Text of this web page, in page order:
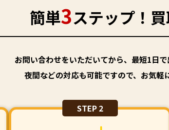
簡単3ステップ！
お問い合わせをいただいてから、最短1日で
夜間などの対応も可能ですので、お気軽
STEP 2